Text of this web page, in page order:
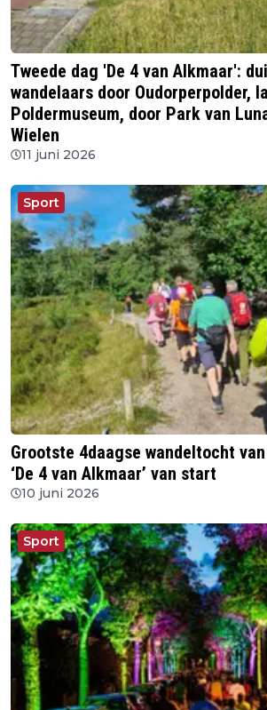
Tweede dag 'De 4 van Alkmaar':
wandelaars door Oudorperpolder,
Poldermuseum, door Park van
Wielen
11 juni 2026
Sport
Grootste 4daagse wandeltocht
‘De 4 van Alkmaar’ van start
10 juni 2026
Sport